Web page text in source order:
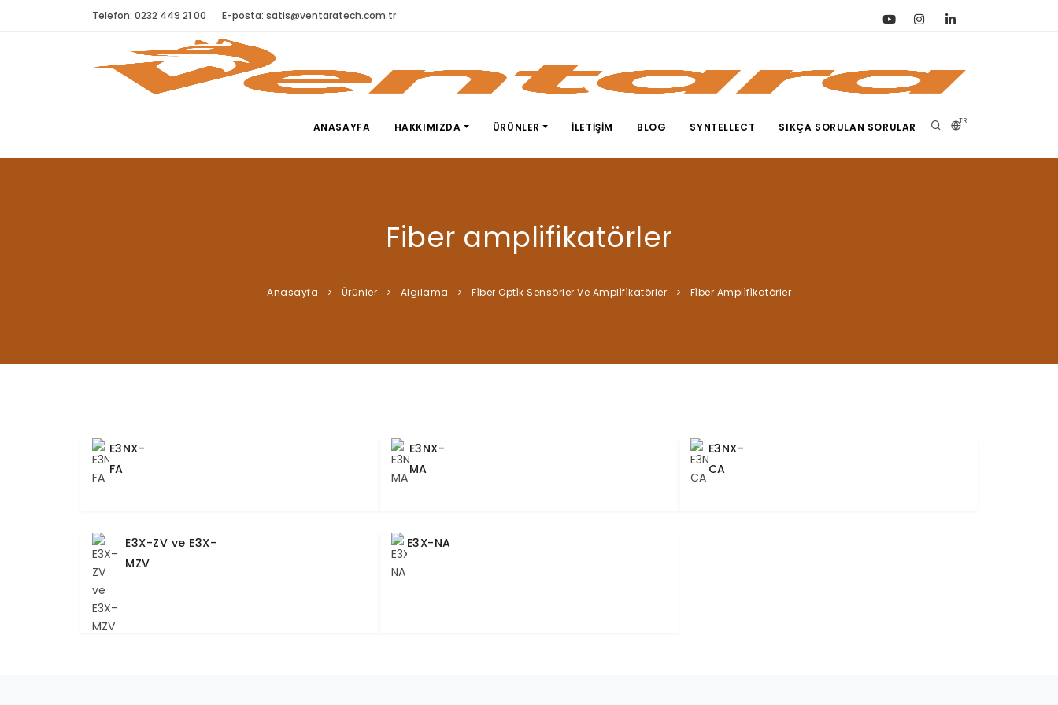
Telefon: 0232 449 21 00 E-posta: satis@ventaratech.com.tr
TR
ANASAYFA HAKKIMIZDA ÜRÜNLER İLETIŞIM BLOG SYNTELLECT SIKÇA SORULAN SORULAR
Fiber amplifikatörler
Anasayfa Ürünler Algılama Fi̇ber Opti̇k Sensörler Ve Ampli̇fi̇katörler Fi̇ber Ampli̇fi̇katörler
E3NX-
FA
E3NX-
MA
E3NX-
CA
E3X-ZV ve E3X-
MZV
E3X-NA